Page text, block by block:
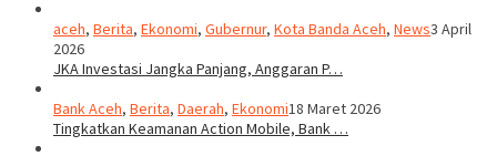
aceh, Berita, Ekonomi, Gubernur, Kota Banda Aceh, News3 April
2026
JKA Investasi Jangka Panjang, Anggaran P…
Bank Aceh, Berita, Daerah, Ekonomi18 Maret 2026
Tingkatkan Keamanan Action Mobile, Bank …